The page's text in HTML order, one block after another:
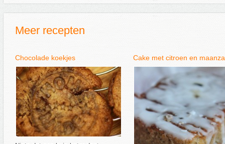
Meer recepten
Chocolade koekjes Cake met citroen en